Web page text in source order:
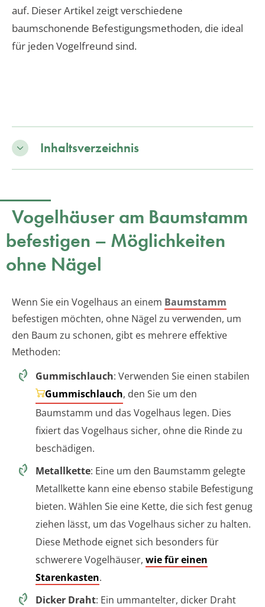
auf. Dieser Artikel zeigt verschiedene
baumschonende Befestigungsmethoden, die ideal
für jeden Vogelfreund sind.
Inhaltsverzeichnis
Vogelhäuser am Baumstamm
befestigen – Möglichkeiten
ohne Nägel
Wenn Sie ein Vogelhaus an einem Baumstamm
befestigen möchten, ohne Nägel zu verwenden, um
den Baum zu schonen, gibt es mehrere effektive
Methoden:
Gummischlauch: Verwenden Sie einen stabilen
Gummischlauch, den Sie um den
Baumstamm und das Vogelhaus legen. Dies
fixiert das Vogelhaus sicher, ohne die Rinde zu
beschädigen.
Metallkette: Eine um den Baumstamm gelegte
Metallkette kann eine ebenso stabile Befestigung
bieten. Wählen Sie eine Kette, die sich fest genug
ziehen lässt, um das Vogelhaus sicher zu halten.
Diese Methode eignet sich besonders für
schwerere Vogelhäuser, wie für einen
Starenkasten.
Dicker Draht: Ein ummantelter, dicker Draht